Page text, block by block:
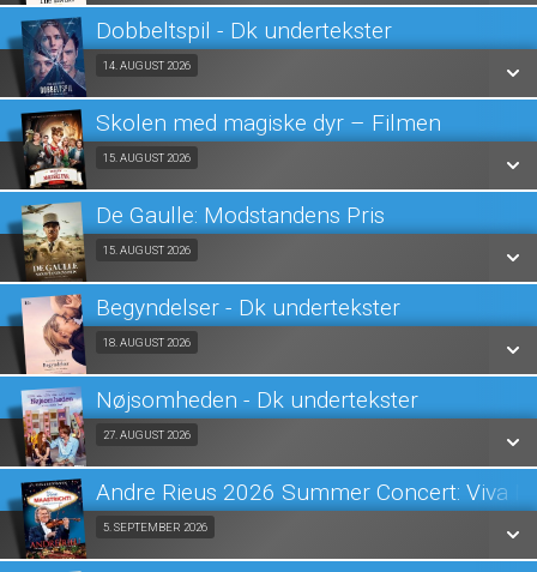
LÆS MERE
SE ALLE DAGE
LÆS MERE
Dobbeltspil - Dk undertekster
14. AUGUST 2026
SE ALLE DAGE
LÆS MERE
Skolen med magiske dyr – Filmen
15. AUGUST 2026
SE ALLE DAGE
LÆS MERE
De Gaulle: Modstandens Pris
15. AUGUST 2026
SE ALLE DAGE
LÆS MERE
Begyndelser - Dk undertekster
18. AUGUST 2026
SE ALLE DAGE
LÆS MERE
Nøjsomheden - Dk undertekster
27. AUGUST 2026
SE ALLE DAGE
LÆS MERE
Andre Rieus 2026 Summer Concert: Viva
5. SEPTEMBER 2026